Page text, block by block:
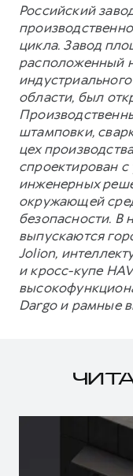
Российский
цикла. Завод
расположенный
области, был
штамповки,
цех
спроектирован
инженерных
окружающей
безопасности. В
выпускаются
Jolion,
и кросс-купе
Dargo и рамные